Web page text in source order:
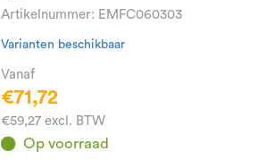
Artikelnummer: EMFC060303
Varianten beschikbaar
Vanaf
€71,72
€59,27 excl. BTW
Op voorraad